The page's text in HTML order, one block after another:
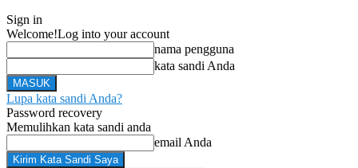
Sign in
Welcome!Log into your account
nama pengguna
kata sandi Anda
Lupa kata sandi Anda?
Password recovery
Memulihkan kata sandi anda
email Anda